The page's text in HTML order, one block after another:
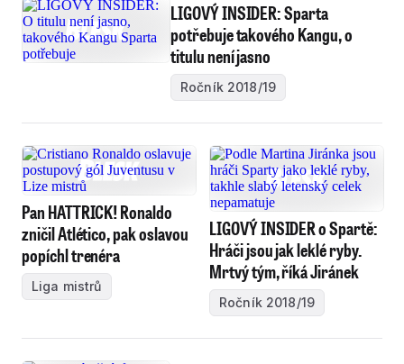
LIGOVÝ INSIDER: Sparta
potřebuje takového Kangu, o
titulu není jasno
Ročník 2018/19
Pan HATTRICK! Ronaldo
zničil Atlético, pak oslavou
popíchl trenéra
Liga mistrů
LIGOVÝ INSIDER o Spartě:
Hráči jsou jak leklé ryby.
Mrtvý tým, říká Jiránek
Ročník 2018/19